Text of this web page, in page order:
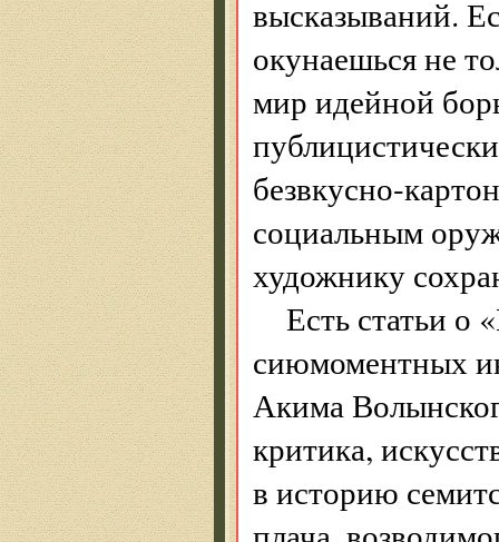
высказываний.
окунаешься не
мир идейной
безвкусно-
социальным
художнику
Есть статьи о
сиюмоментных
Акима
критика,
в историю